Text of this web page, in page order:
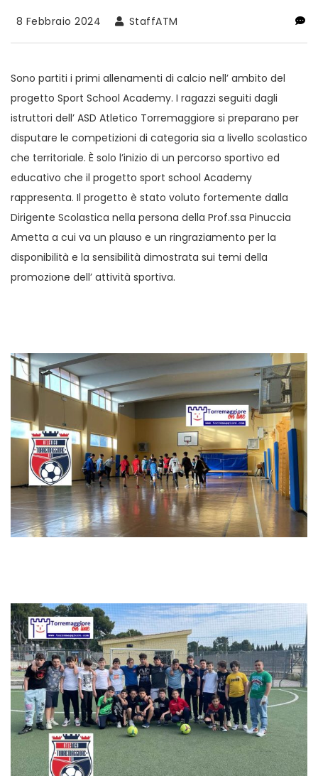
8 Febbraio 2024 StaffATM
Sono partiti i primi allenamenti di calcio nell’ ambito del
progetto Sport School Academy. I ragazzi seguiti dagli
istruttori dell’ ASD Atletico Torremaggiore si preparano per
disputare le competizioni di categoria sia a livello scolastico
che territoriale. È solo l’inizio di un percorso sportivo ed
educativo che il progetto sport school Academy
rappresenta. Il progetto è stato voluto fortemente dalla
Dirigente Scolastica nella persona della Prof.ssa Pinuccia
Ametta a cui va un plauso e un ringraziamento per la
disponibilità e la sensibilità dimostrata sui temi della
promozione dell’ attività sportiva.